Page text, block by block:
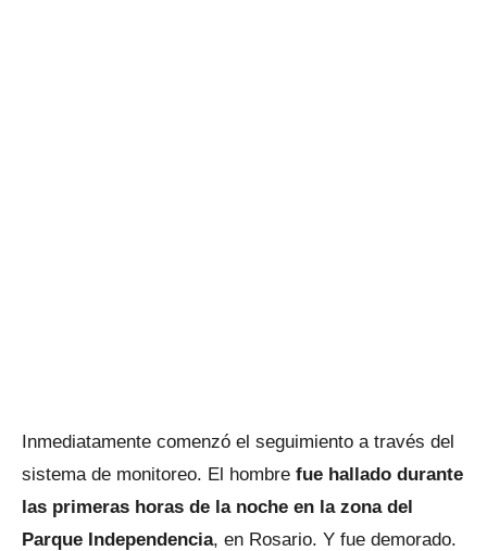
Inmediatamente comenzó el seguimiento a través del
sistema de monitoreo. El hombre fue hallado durante
las primeras horas de la noche en la zona del
Parque Independencia, en Rosario. Y fue demorado.